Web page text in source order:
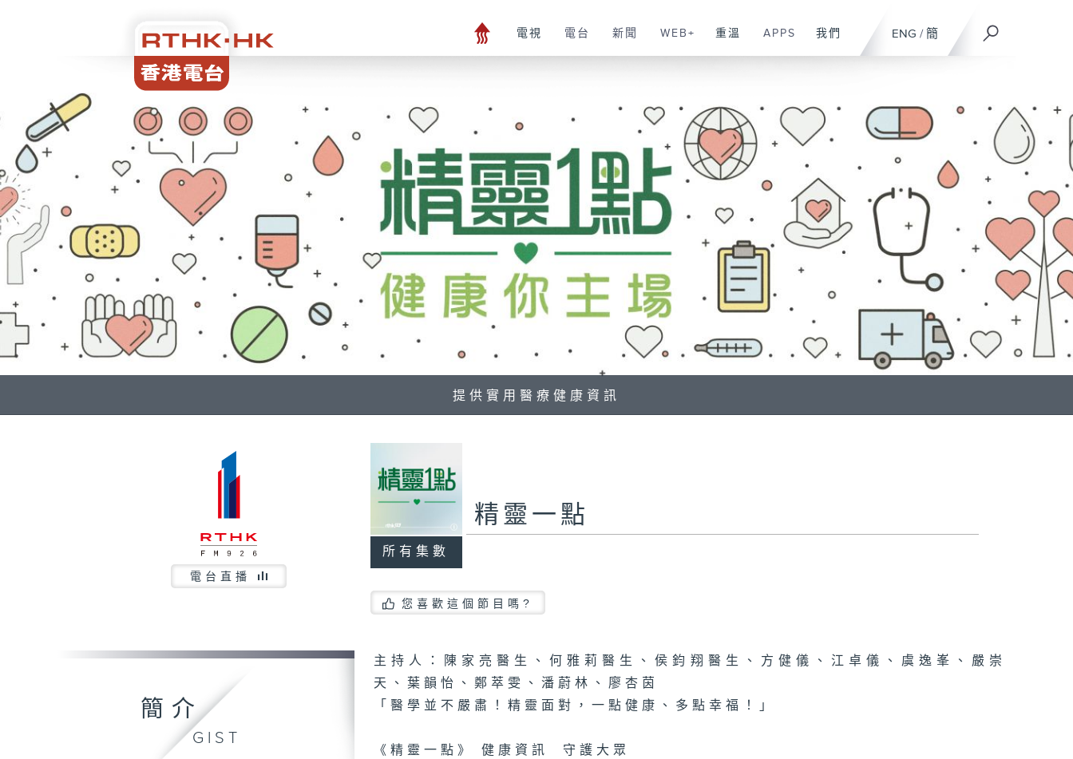
ENG / 簡
電視 電台 新聞 WEB+ 重溫 APPS 我們
提供實用醫療健康資訊
電台直播
所有集數
精靈一點
您喜歡這個節目嗎?
簡介
GIST
主持人：陳家亮醫生、何雅莉醫生、侯鈞翔醫生、方健儀、江卓儀、虞逸峯、嚴崇
天、葉韻怡、鄭萃雯、潘蔚林、廖杏茵
「醫學並不嚴肅！精靈面對，一點健康、多點幸福！」
《精靈一點》 健康資訊 守護大眾